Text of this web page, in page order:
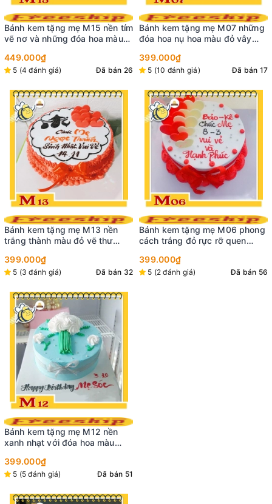
Bánh kem tặng mẹ M15 nền tím
vẽ nơ và những đóa hoa màu
449.000₫
5 (4 đánh giá) Đã bán 26
Bánh kem tặng mẹ M13 nền
trắng thành màu đỏ vẽ thư
socola đỏ ngọt ngào
399.000₫
5 (3 đánh giá) Đã bán 32
Bánh kem tặng mẹ M12 nền
xanh nhạt với đóa hoa màu
tượng làm mẹ vui
399.000₫
5 (5 đánh giá) Đã bán 51
Bánh kem tặng mẹ M07 những
đóa hoa nụ hoa màu đỏ vây
đẹp màu trắng
399.000₫
5 (10 đánh giá) Đã bán 17
Bánh kem tặng mẹ M06 phong
cách trắng đỏ rực rỡ quen
cắm xen kẽ một bên
399.000₫
5 (2 đánh giá) Đã bán 56